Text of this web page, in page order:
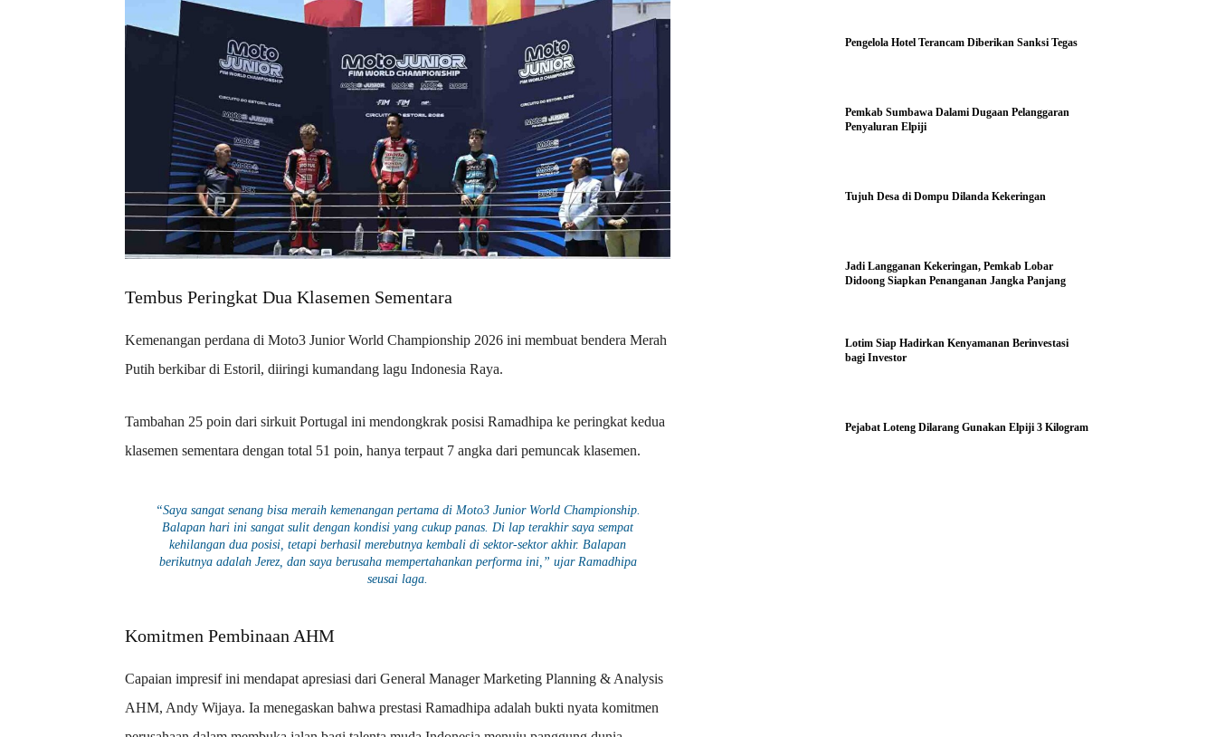
Tembus Peringkat Dua Klasemen Sementara
Kemenangan perdana di Moto3 Junior World Championship 2026 ini membuat bendera Merah
Putih berkibar di Estoril, diiringi kumandang lagu Indonesia Raya.
Tambahan 25 poin dari sirkuit Portugal ini mendongkrak posisi Ramadhipa ke peringkat kedua
klasemen sementara dengan total 51 poin, hanya terpaut 7 angka dari pemuncak klasemen.
“Saya sangat senang bisa meraih kemenangan pertama di Moto3 Junior World Championship.
Balapan hari ini sangat sulit dengan kondisi yang cukup panas. Di lap terakhir saya sempat
kehilangan dua posisi, tetapi berhasil merebutnya kembali di sektor-sektor akhir. Balapan
berikutnya adalah Jerez, dan saya berusaha mempertahankan performa ini,” ujar Ramadhipa
seusai laga.
Komitmen Pembinaan AHM
Capaian impresif ini mendapat apresiasi dari General Manager Marketing Planning & Analysis
AHM, Andy Wijaya. Ia menegaskan bahwa prestasi Ramadhipa adalah bukti nyata komitmen
Pengelola Hotel Terancam Diberikan Sanksi Tegas
Pemkab Sumbawa Dalami Dugaan Pelanggaran
Penyaluran Elpiji
Tujuh Desa di Dompu Dilanda Kekeringan
Jadi Langganan Kekeringan, Pemkab Lobar
Didoong Siapkan Penanganan Jangka Panjang
Lotim Siap Hadirkan Kenyamanan Berinvestasi
bagi Investor
Pejabat Loteng Dilarang Gunakan Elpiji 3 Kilogram